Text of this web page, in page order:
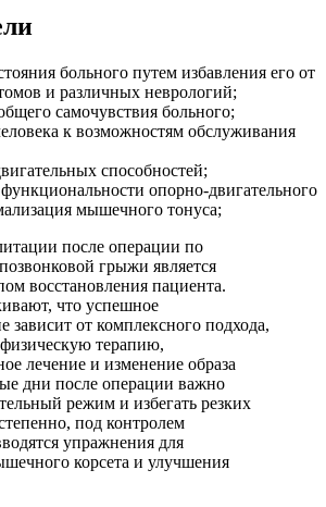
больного путем избавления его от
и различных неврологий;
самочувствия больного;
к возможностям обслуживания
способностей;
опорно-двигательного
мышечного тонуса;
после операции по
грыжи является
восстановления пациента.
что успешное
зависит от комплексного подхода,
терапию,
лечение и изменение образа
дни после операции важно
режим и избегать резких
под контролем
упражнения для
корсета и улучшения